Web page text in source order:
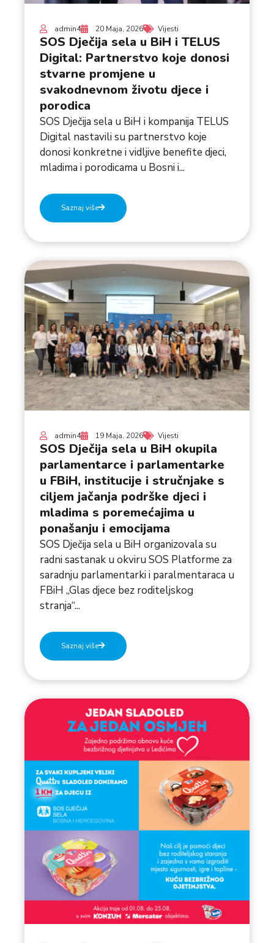
admin4 20 Maja, 2026 Vijesti
SOS Dječija sela u BiH i TELUS
Digital: Partnerstvo koje donosi
stvarne promjene u
svakodnevnom životu djece i
porodica
SOS Dječija sela u BiH i kompanija TELUS
Digital nastavili su partnerstvo koje
donosi konkretne i vidljive benefite djeci,
mladima i porodicama u Bosni i...
Saznaj više
admin4 19 Maja, 2026 Vijesti
SOS Dječija sela u BiH okupila
parlamentarce i parlamentarke
u FBiH, institucije i stručnjake s
ciljem jačanja podrške djeci i
mladima s poremećajima u
ponašanju i emocijama
SOS Dječija sela u BiH organizovala su
radni sastanak u okviru SOS Platforme za
saradnju parlamentarki i paralmentaraca u
FBiH „Glas djece bez roditeljskog
stranja“...
Saznaj više